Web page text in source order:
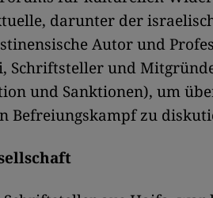
darunter der
Autor und
Schriftsteller und
und Sanktionen), um
Befreiungskampf zu